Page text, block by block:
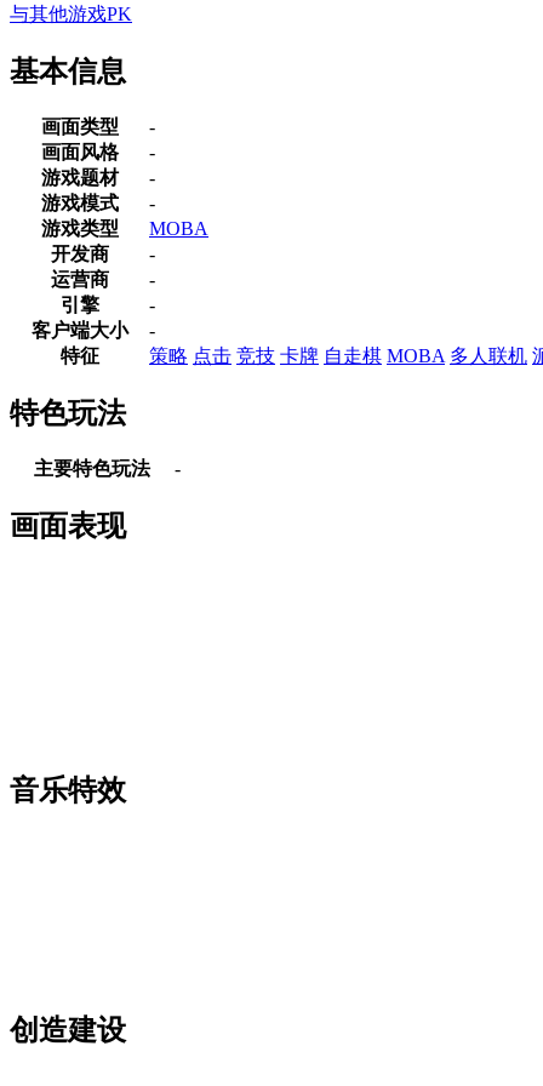
与其他游戏PK
基本信息
画面类型
-
画面风格
-
游戏题材
-
游戏模式
-
游戏类型
MOBA
开发商
-
运营商
-
引擎
-
客户端大小
-
特征
策略 点击 竞技 卡牌 自走棋 MOBA 多人联机
特色玩法
主要特色玩法 -
画面表现
音乐特效
创造建设